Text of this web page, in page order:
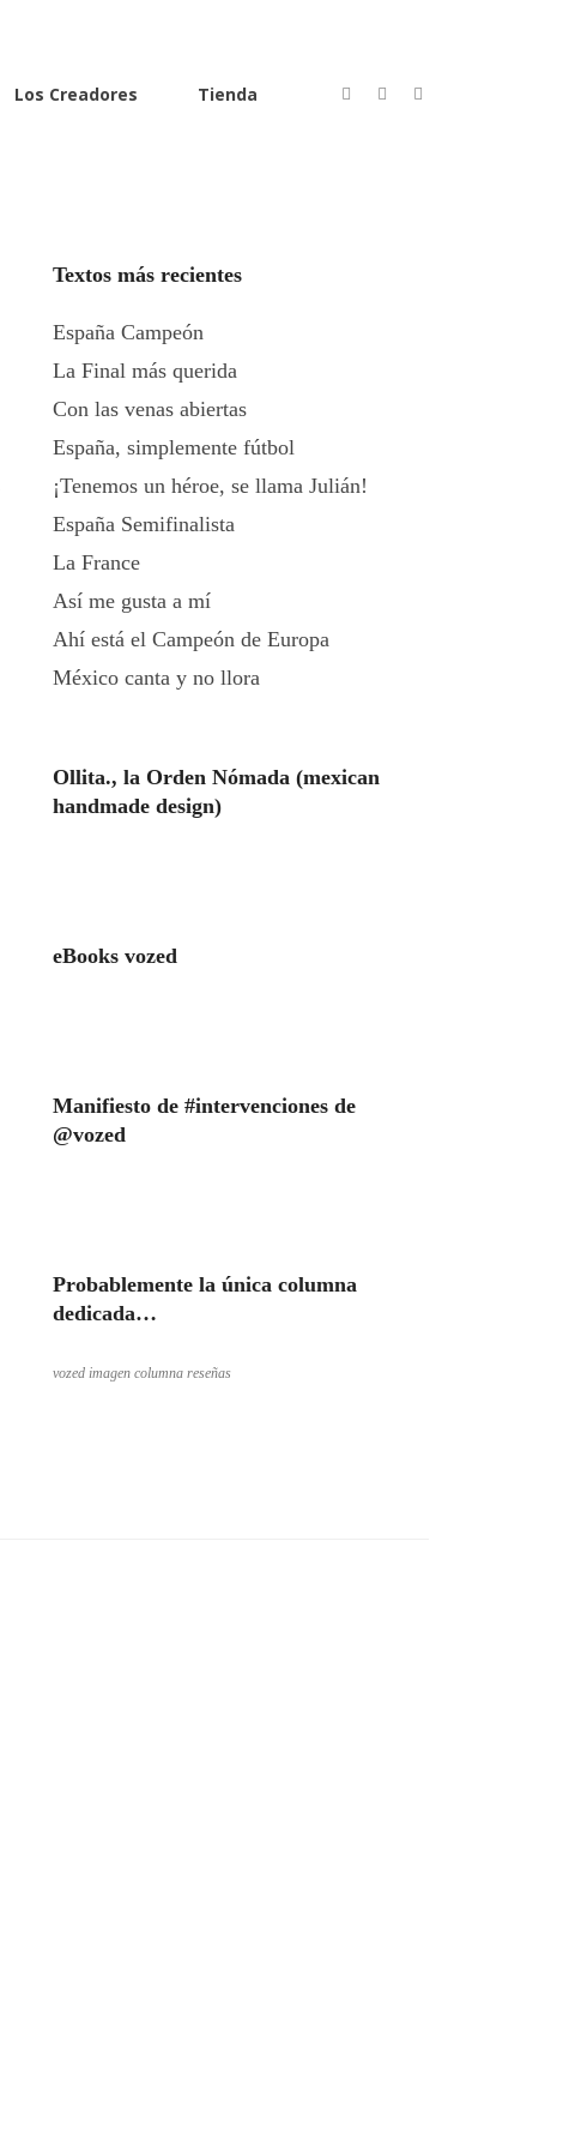
Los Creadores Tienda
Textos más recientes
España Campeón
La Final más querida
Con las venas abiertas
España, simplemente fútbol
¡Tenemos un héroe, se llama Julián!
España Semifinalista
La France
Así me gusta a mí
Ahí está el Campeón de Europa
México canta y no llora
Ollita., la Orden Nómada (mexican
handmade design)
eBooks vozed
Manifiesto de #intervenciones de
@vozed
Probablemente la única columna
dedicada…
vozed imagen columna reseñas